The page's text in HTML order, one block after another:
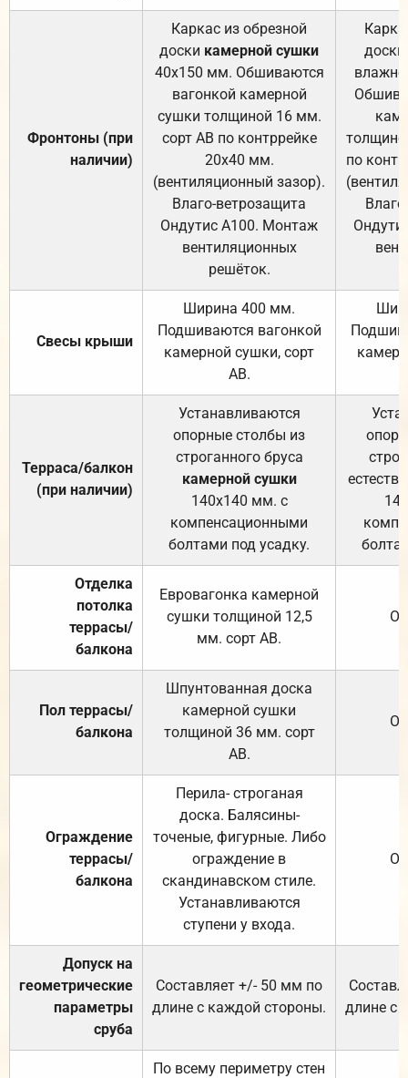
Фронтоны (при
наличии)
Каркас из обрезной
доски камерной сушки
40х150 мм. Обшиваются
вагонкой камерной
сушки толщиной 16 мм.
сорт АВ по контррейке
20х40 мм.
(вентиляционный зазор).
Влаго-ветрозащита
Ондутис А100. Монтаж
вентиляционных
решёток.
доски
по
Свесы крыши
Ширина 400 мм.
Подшиваются вагонкой
камерной сушки, сорт
АВ.
Терраса/балкон
(при наличии)
Устанавливаются
опорные столбы из
строганного бруса
камерной сушки
140х140 мм. с
компенсационными
болтами под усадку.
Отделка
потолка
террасы/
балкона
Евровагонка камерной
сушки толщиной 12,5
мм. сорт АВ.
Пол террасы/
балкона
Шпунтованная доска
камерной сушки
толщиной 36 мм. сорт
АВ.
Ограждение
террасы/
балкона
Перила- строганая
доска. Балясины-
точеные, фигурные. Либо
ограждение в
скандинавском стиле.
Устанавливаются
ступени у входа.
Допуск на
геометрические
параметры
сруба
Составляет +/- 50 мм по
длине с каждой стороны.
длине с
По всему периметру стен